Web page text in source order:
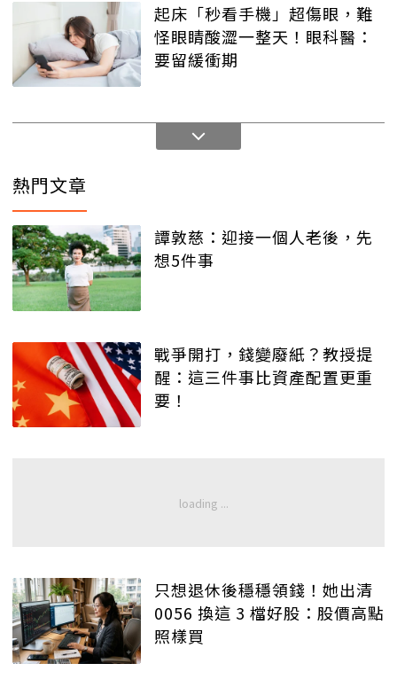
起床「秒看手機」超傷眼，難
怪眼睛酸澀一整天！眼科醫：
要留緩衝期
熱門文章
譚敦慈：迎接一個人老後，先
想5件事
戰爭開打，錢變廢紙？教授提
醒：這三件事比資產配置更重
要！
只想退休後穩穩領錢！她出清
0056 換這 3 檔好股：股價高點
照樣買